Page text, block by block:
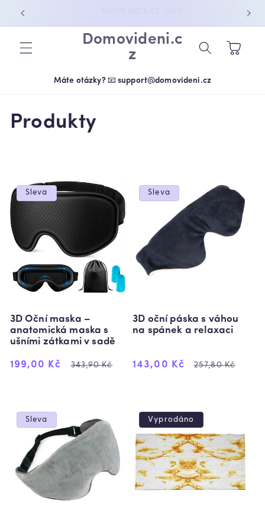
PŘEJÍT K
Domovideni.c
z
Košík
Máte otázky? 📧 support@domovideni.cz
K
e
k
c
:
Produkty
Sleva
3D Oční maska –
anatomická maska s
ušními zátkami v sadě
Výprodejová
199,00 Kč
Běžná
343,90 Kč
Sleva
3D oční páska s váhou
na spánek a relaxaci
Výprodejová
143,00 Kč
Běžná
257,80 Kč
Sleva Vyprodáno